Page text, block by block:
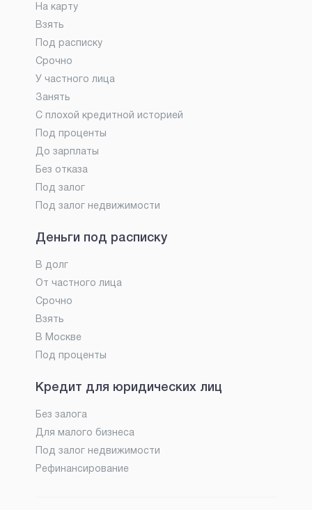
На карту
Взять
Под расписку
Срочно
У частного лица
Занять
С плохой кредитной историей
Под проценты
До зарплаты
Без отказа
Под залог
Под залог недвижимости
Деньги под расписку
В долг
От частного лица
Срочно
Взять
В Москве
Под проценты
Кредит для юридических лиц
Без залога
Для малого бизнеса
Под залог недвижимости
Рефинансирование